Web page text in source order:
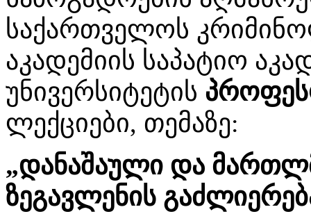
საქართველოს
აკადემიის საპატიო
უნივერსიტეტის
ლექციები, თემაზე:
„დანაშაული და
ზეგავლენის